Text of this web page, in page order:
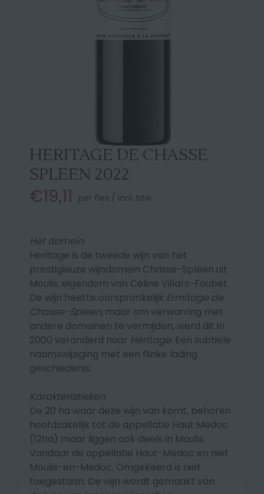
HERITAGE DE CHASSE
SPLEEN 2022
€19,11 per fles / incl. btw
Het domein
Heritage is de tweede wijn van het
prestigieuze wijndomein Chasse-Spleen uit
Moulis, eigendom van Céline Villars-Foubet.
De wijn heette oorspronkelijk Ermitage de
Chasse-Spleen, maar om verwarring met
andere domeinen te vermijden, werd dit in
2000 veranderd naar Héritage. Een subtiele
naamswijziging met een flinke lading
geschiedenis.
Karakteristieken
De 20 ha waar deze wijn van komt, behoren
hoofdzakelijk tot de appellatie Haut Medoc
(12ha) maar liggen ook deels in Moulis.
Vandaar de appellatie Haut-Medoc en niet
Moulis-en-Medoc. Omgekeerd is niet
toegestaan. De wijn wordt gemaakt van